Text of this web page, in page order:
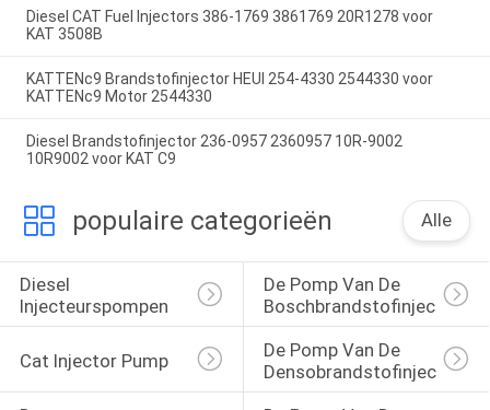
Diesel CAT Fuel Injectors 386-1769 3861769 20R1278 voor
KAT 3508B
KATTENc9 Brandstofinjector HEUI 254-4330 2544330 voor
KATTENc9 Motor 2544330
Diesel Brandstofinjector 236-0957 2360957 10R-9002
10R9002 voor KAT C9
populaire categorieën Alle
Diesel
Injecteurspompen
De Pomp Van De
Boschbrandstofinjector
Cat Injector Pump
De Pomp Van De
Densobrandstofinjectie